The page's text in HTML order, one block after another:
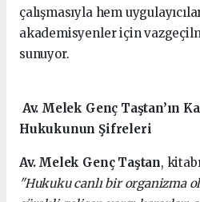
çalışmasıyla hem
akademisyenler için
sunuyor.
Av. Melek Genç Taştan’ın
Hukukunun Şifreleri
Av. Melek Genç Taştan,
"Hukuku canlı bir organizma